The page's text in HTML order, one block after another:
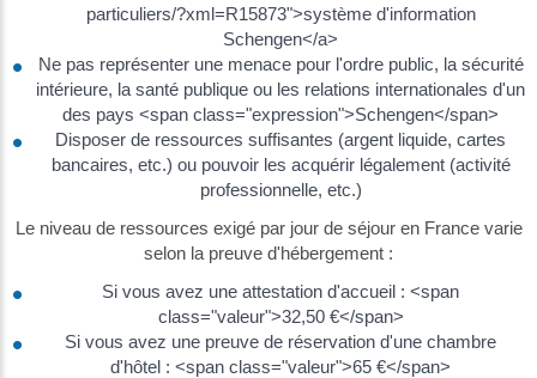
particuliers/?xml=R15873">système d'information
Schengen</a>
Ne pas représenter une menace pour l'ordre public, la sécurité
intérieure, la santé publique ou les relations internationales d'un
des pays <span class="expression">Schengen</span>
Disposer de ressources suffisantes (argent liquide, cartes
bancaires, etc.) ou pouvoir les acquérir légalement (activité
professionnelle, etc.)
Le niveau de ressources exigé par jour de séjour en France varie
selon la preuve d'hébergement :
Si vous avez une attestation d'accueil : <span
class="valeur">32,50 €</span>
Si vous avez une preuve de réservation d'une chambre
d'hôtel : <span class="valeur">65 €</span>